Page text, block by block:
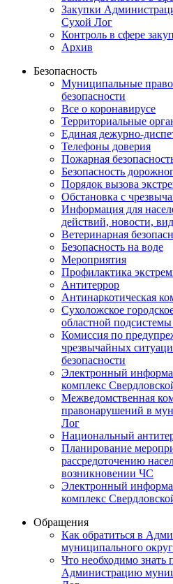
Закупки
Сухой Лог
Контроль в сфере
Архив
Безопасность
Муниципальные
безопасности
Все о коронавирусе
Территориальные
Единая дежурно-
Телефоны доверия
Пожарная
Безопасность
Порядок вызова
Обстановка с
Информация для
действий, новости,
Ветеринарная
Безопасность на воде
Мероприятия
Профилактика
Антитеррор
Антинаркотическая
Сухоложское
областной
Комиссия по
чрезвычайных
безопасности
Электронный
комплекс
Межведомственная
правонарушений в
Лог
Национальный
Планирование
рассредоточению
возникновении ЧС
Электронный
комплекс
Обращения
Как обратиться в
муниципального
Что необходимо знать
Администрацию